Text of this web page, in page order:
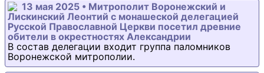
13 мая 2025 • Митрополит Воронежский и
Лискинский Леонтий с монашеской делегацией
Русской Православной Церкви посетил древние
обители в окрестностях Александрии
В состав делегации входит группа паломников
Воронежской митрополии.